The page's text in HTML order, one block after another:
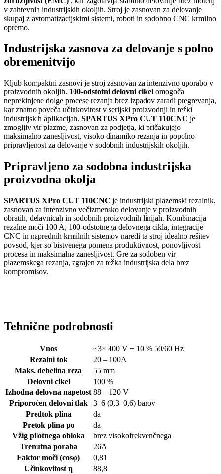
v zahtevnih industrijskih okoljih. Stroj je zasnovan za delovanje
skupaj z avtomatizacijskimi sistemi, roboti in sodobno CNC krmilno
opremo.
Industrijska zasnova za delovanje s polno
obremenitvijo
Kljub kompaktni zasnovi je stroj zasnovan za intenzivno uporabo v
proizvodnih okoljih. 100-odstotni delovni cikel omogoča
neprekinjene dolge procese rezanja brez izpadov zaradi pregrevanja,
kar znatno poveča učinkovitost v serijski proizvodnji in težki
industrijskih aplikacijah. SPARTUS XPro CUT 110CNC je
zmogljiv vir plazme, zasnovan za podjetja, ki pričakujejo
maksimalno zanesljivost, visoko dinamiko rezanja in popolno
pripravljenost za delovanje v sodobnih industrijskih okoljih.
Pripravljeno za sodobna industrijska
proizvodna okolja
SPARTUS XPro CUT 110CNC je industrijski plazemski rezalnik,
zasnovan za intenzivno večizmensko delovanje v proizvodnih
obratih, delavnicah in sodobnih proizvodnih linijah. Kombinacija
rezalne moči 100 A, 100-odstotnega delovnega cikla, integracije
CNC in naprednih krmilnih sistemov naredi ta stroj idealno rešitev
povsod, kjer so bistvenega pomena produktivnost, ponovljivost
procesa in maksimalna zanesljivost. Gre za sodoben vir
plazemskega rezanja, zgrajen za težka industrijska dela brez
kompromisov.
Tehnične podrobnosti
Vnos
~3× 400 V ± 10 % 50/60 Hz
Rezalni tok
20 – 100A
Maks. debelina reza
55 mm
Delovni cikel
100 %
Izhodna delovna napetost 88 – 120 V
Priporočen delovni tlak
3–6 (0,3–0,6) barov
Predtok plina
da
Pretok plina po
da
Vžig pilotnega obloka
brez visokofrekvenčnega
Trenutna poraba
26A
Faktor moči (cosφ)
0,81
Učinkovitost η
88,8